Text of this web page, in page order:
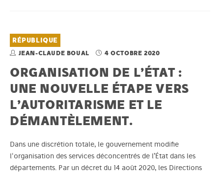
RÉPUBLIQUE
JEAN-CLAUDE BOUAL 4 OCTOBRE 2020
ORGANISATION DE L’ÉTAT :
UNE NOUVELLE ÉTAPE VERS
L’AUTORITARISME ET LE
DÉMANTÈLEMENT.
Dans une discrétion totale, le gouvernement modifie
l'organisation des services déconcentrés de l’État dans les
départements. Par un décret du 14 août 2020, les Directions